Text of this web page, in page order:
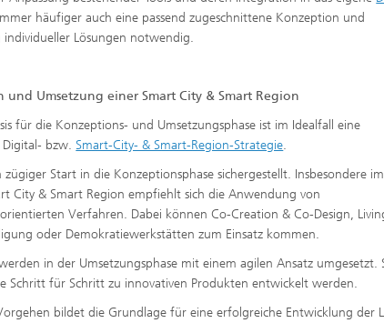
häufiger auch eine passend zugeschnittene Konzeption und
individueller Lösungen notwendig.
und Umsetzung einer Smart City & Smart Region
für die Konzeptions- und Umsetzungsphase ist im Idealfall eine
Digital- bzw.Smart-City- & Smart-Region-Strategie.
zügiger Start in die Konzeptionsphase sichergestellt. Insbesondere im
City & Smart Region empfiehlt sich die Anwendung von
Verfahren. Dabei können Co-Creation & Co-Design,
oder Demokratiewerkstätten zum Einsatz kommen.
in der Umsetzungsphase mit einem agilen Ansatz umgesetzt.
Schritt für Schritt zu innovativen Produkten entwickelt werden.
bildet die Grundlage für eine erfolgreiche Entwicklung der